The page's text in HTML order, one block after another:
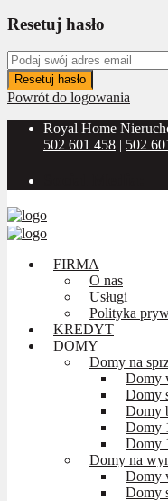
Resetuj hasło
Resetuj hasło
Powrót do logowania
Royal Home
502 601 458 | 502
FIRMA
O nas
Usługi
Polityka
KREDYT
DOMY
Domy na
Domy
Domy
Domy
Domy
Domy
Domy na
Domy
Domy